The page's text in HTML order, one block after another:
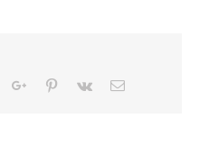
TumblrGoogle+Pinterest
Vk Email